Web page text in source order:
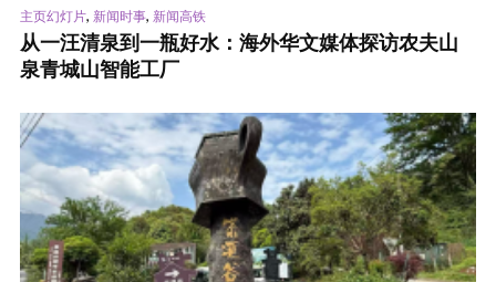
主页幻灯片, 新闻时事, 新闻高铁
从一汪清泉到一瓶好水：海外华文媒体探访农夫山
泉青城山智能工厂